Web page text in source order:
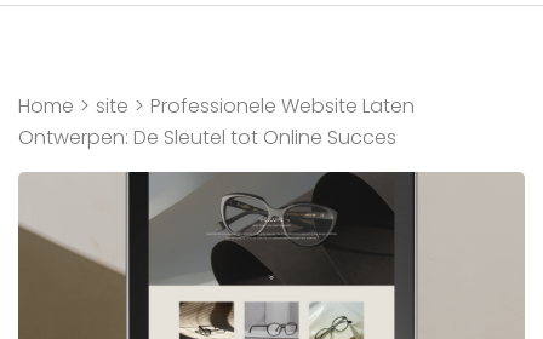
Home > site > Professionele Website Laten
Ontwerpen: De Sleutel tot Online Succes